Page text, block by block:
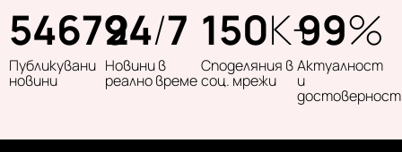
54679
Публикувани
новини
24/7
Новини в
реално време
150K+
Споделяния в
соц. мрежи
99%
Актуалност
и
достоверност